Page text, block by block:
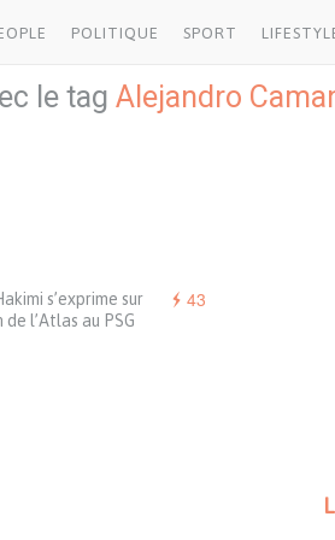
POLITIQUE SPORT
le tag Alejandro
43
s’exprime sur
l’Atlas au PSG